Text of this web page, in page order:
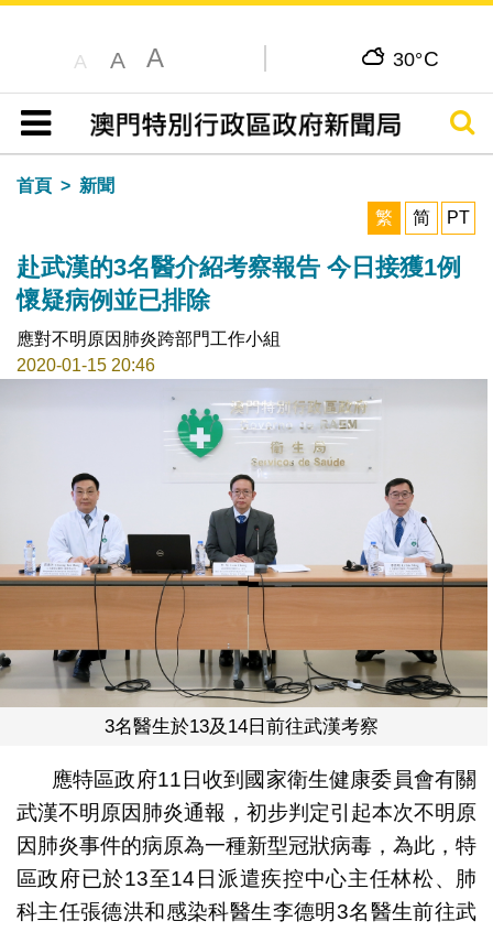
A A A 30°C
目錄
搜尋
首頁
新聞
繁
简 PT
赴武漢的3名醫介紹考察報告 今日接獲1例
懷疑病例並已排除
應對不明原因肺炎跨部門工作小組
2020-01-15 20:46
3名醫生於13及14日前往武漢考察
應特區政府11日收到國家衛生健康委員會有關
武漢不明原因肺炎通報，初步判定引起本次不明原
因肺炎事件的病原為一種新型冠狀病毒，為此，特
區政府已於13至14日派遣疾控中心主任林松、肺
科主任張德洪和感染科醫生李德明3名醫生前往武